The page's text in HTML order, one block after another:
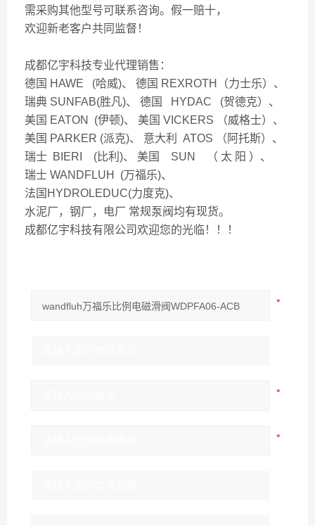
需采购其他型号可联系咨询。假一赔十，
欢迎新老客户共同监督！
成都亿宇科技专业代理销售：
德国 HAWE (哈威)、 德国 REXROTH（力士乐）、
瑞典 SUNFAB(胜凡)、 德国 HYDAC (贺德克）、
美国 EATON (伊顿)、 美国 VICKERS （威格士）、
美国 PARKER (派克)、 意大利 ATOS （阿托斯）、
瑞士 BIERI (比利)、 美国 SUN （ 太 阳 ）、
瑞士 WANDFLUH (万福乐)、
法国HYDROLEDUC(力度克)、
水泥厂，钢厂，电厂 常规泵阀均有现货。
成都亿宇科技有限公司欢迎您的光临！！！